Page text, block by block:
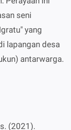
seni
yang
lapangan desa
antarwarga.
(2021).